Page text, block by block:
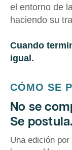
el entorno de
haciendo su
Cuando
igual.
CÓMO SE
No se
Se postula.
Una edición